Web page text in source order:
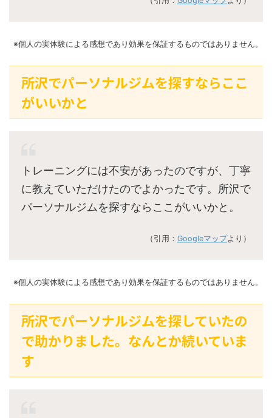
※個人の実体験による感想であり効果を保証するものではありません。
所沢でパーソナルジムを探すならここ
がいいかと
トレーニングには不安があったのですが、丁寧
に教えていただけたのでよかったです。所沢で
パーソナルジムを探すならここがいいかと。
（引用： Googleマップより）
※個人の実体験による感想であり効果を保証するものではありません。
所沢でパーソナルジムを探していたの
で助かりました。なんとか続いていま
す